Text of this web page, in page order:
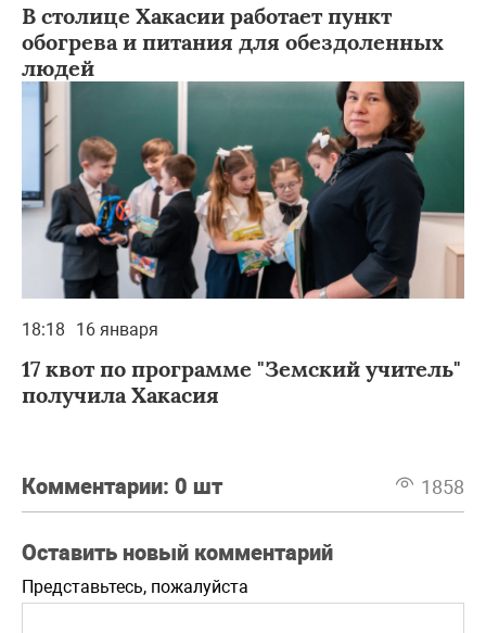
В столице Хакасии работает пункт
обогрева и питания для обездоленных
людей
18:18 16 января
17 квот по программе "Земский учитель"
получила Хакасия
Комментарии: 0 шт 1858
Оставить новый комментарий
Представьтесь, пожалуйста